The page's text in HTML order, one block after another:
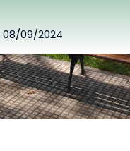
08/09/2024